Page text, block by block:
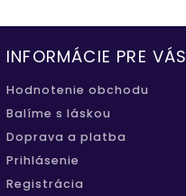
INFORMÁCIE PRE VÁS
Hodnotenie obchodu
Balíme s láskou
Doprava a platba
Prihlásenie
Registrácia